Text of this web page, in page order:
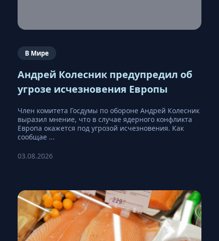
В Мире
Андрей Колесник предупредил об
угрозе исчезновения Европы
Член комитета Госдумы по обороне Андрей Колесник
выразил мнение, что в случае ядерного конфликта
Европа окажется под угрозой исчезновения. Как
сообщае ...
03.08.2026